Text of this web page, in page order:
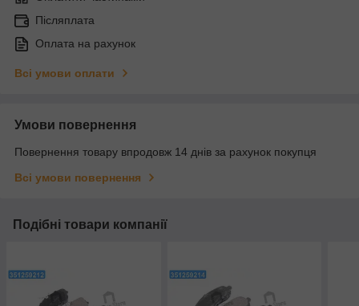
Післяплата
Оплата на рахунок
Всі умови оплати
Умови повернення
Повернення товару впродовж 14 днів за рахунок покупця
Всі умови повернення
Подібні товари компанії